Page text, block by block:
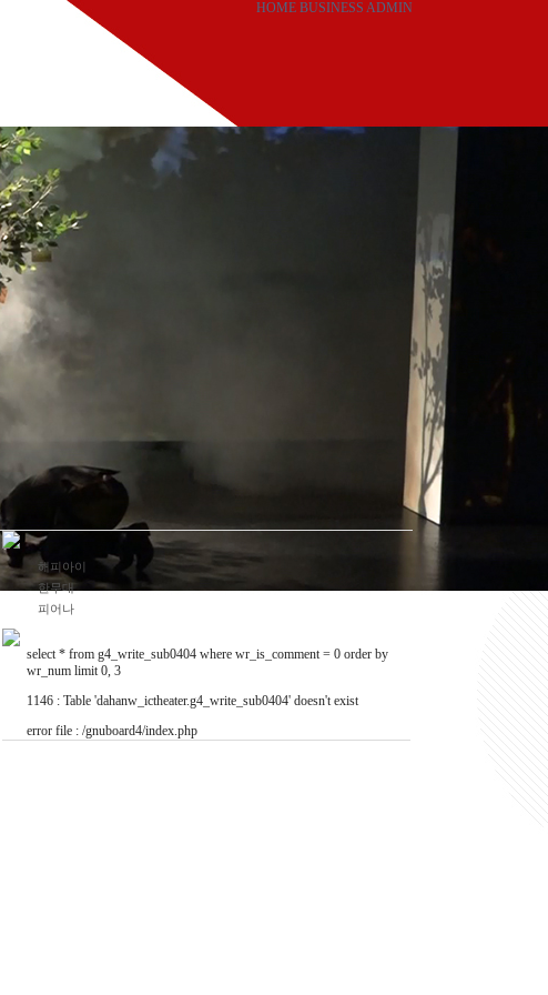
HOME BUSINESS ADMIN
해피아이
한무대
피어나
select * from g4_write_sub0404 where wr_is_comment = 0 order by
wr_num limit 0, 3
1146 : Table 'dahanw_ictheater.g4_write_sub0404' doesn't exist
error file : /gnuboard4/index.php